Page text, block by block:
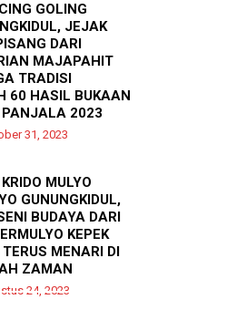
GOLING
JEJAK
DARI
MAJAPAHIT
TRADISI
GEDANGAN
21, 2025
60 HASIL BUKAAN
PANJALA 2023
31, 2023
MULYO
GUNUNGKIDUL,
BUDAYA DARI
KEPEK
MENARI DI
ZAMAN
24, 2023